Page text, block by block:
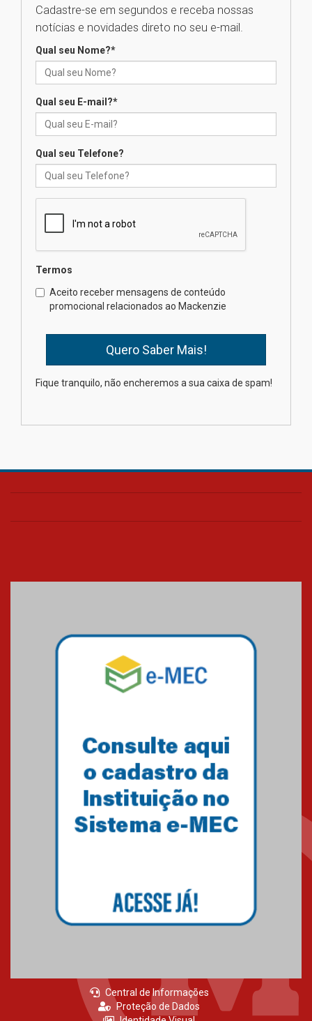
Seminário discute desafios
das novas tecnologias em
calouros do segundo semestre
Brasília prepara seus
mesmo do Ensino Médio
Como os pais podem investir
na educação dos filhos além da
escola
Transformadora reúne
Cadastre-se em segundos e receba nossas
notícias e novidades direto no seu e-mail.
Qual seu Nome?*
Qual seu E-mail?*
Qual seu Telefone?
Termos
Aceito receber mensagens de conteúdo
promocional relacionados ao Mackenzie
Fique tranquilo, não encheremos a sua caixa de spam!
Central de Informações
Proteção de Dados